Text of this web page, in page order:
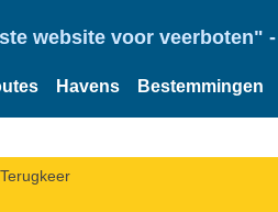
website voor veerboten"
Havens Bestemmingen